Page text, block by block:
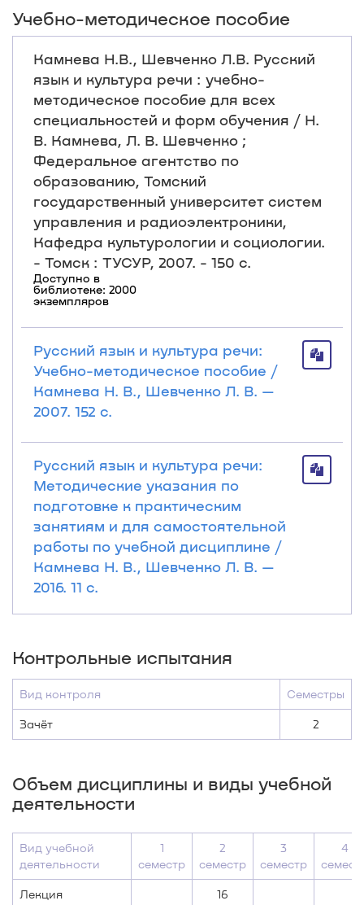
Учебно-методическое пособие
Камнева Н.В., Шевченко Л.В. Русский
язык и культура речи : учебно-
методическое пособие для всех
специальностей и форм обучения / Н.
В. Камнева, Л. В. Шевченко ;
Федеральное агентство по
образованию, Томский
государственный университет систем
управления и радиоэлектроники,
Кафедра культурологии и социологии.
- Томск : ТУСУР, 2007. - 150 с.
Доступно в
библиотеке: 2000
экземпляров
Русский язык и культура речи:
Учебно-методическое пособие /
Камнева Н. В., Шевченко Л. В. —
2007. 152 с.
Русский язык и культура речи:
Методические указания по
подготовке к практическим
занятиям и для самостоятельной
работы по учебной дисциплине /
Камнева Н. В., Шевченко Л. В. —
2016. 11 с.
Контрольные испытания
Вид контроля Семестры
Зачёт 2
Объем дисциплины и виды учебной
деятельности
Вид учебной
деятельности
1
семестр
2
семестр
3
семестр
4
Лекция 16